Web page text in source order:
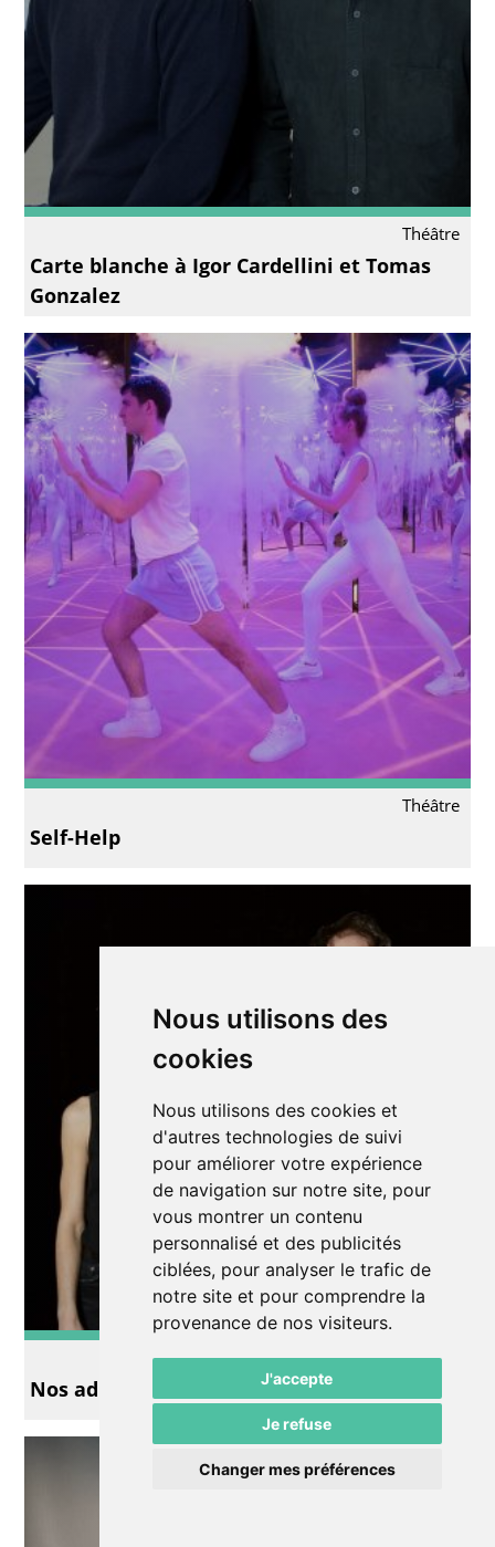
Nous utilisons des
cookies
Nous utilisons des cookies et
d'autres technologies de suivi
pour améliorer votre expérience
de navigation sur notre site, pour
vous montrer un contenu
personnalisé et des publicités
ciblées, pour analyser le trafic de
notre site et pour comprendre la
provenance de nos visiteurs.
J'accepte
Je refuse
Changer mes préférences
Théâtre
Carte blanche à Igor Cardellini et Tomas
Gonzalez
Théâtre
Self-Help
Théâtre
Nos adieux (remake)